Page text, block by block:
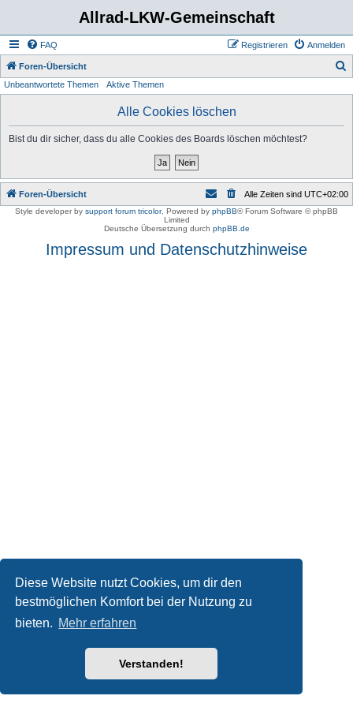
Diese Website nutzt Cookies, um dir den
bestmöglichen Komfort bei der Nutzung zu
bieten. Mehr erfahren
Verstanden!
Allrad-LKW-Gemeinschaft
FAQ Anmelden
Registrieren
Foren-Übersicht
Unbeantwortete Themen Aktive Themen
Alle Cookies löschen
Bist du dir sicher, dass du alle Cookies des Boards löschen möchtest?
Foren-Übersicht Alle Zeiten sind UTC+02:00
Style developer by support forum tricolor, Powered by phpBB® Forum Software © phpBB
Limited
Deutsche Übersetzung durch phpBB.de
Impressum und Datenschutzhinweise